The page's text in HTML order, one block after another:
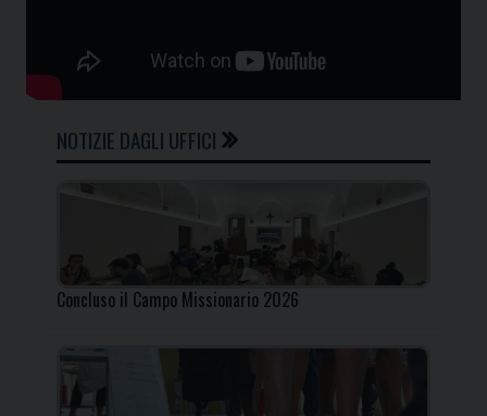
NOTIZIE DAGLI UFFICI
Concluso il Campo Missionario 2026